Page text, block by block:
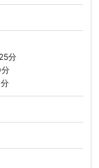
分